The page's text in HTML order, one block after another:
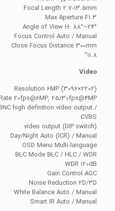
Focal Length 2.7-13.5mm
Max Aperture F1.3
Angle of View H: 88°~24°
Focus Control Auto / Manual
Close Focus Distance 300mm
11.8”
Video
Resolution 6MP (3096×2202)
20fps@6MP, 25/30fps@4MP
high definition video output /
CVBS
video output (DIP switch)
Day/Night Auto (ICR) / Manual
OSD Menu Multi-language
BLC Mode BLC / HLC / WDR
WDR 120dB
Gain Control AGC
Noise Reduction 2D/3D
White Balance Auto / Manual
Smart IR Auto / Manual